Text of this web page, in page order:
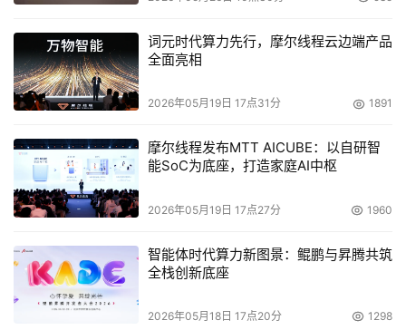
词元时代算力先行，摩尔线程云边端产品
全面亮相
2026年05月19日 17点31分 1891
摩尔线程发布MTT AICUBE：以自研智
能SoC为底座，打造家庭AI中枢
2026年05月19日 17点27分 1960
智能体时代算力新图景：鲲鹏与昇腾共筑
全栈创新底座
2026年05月18日 17点20分 1298